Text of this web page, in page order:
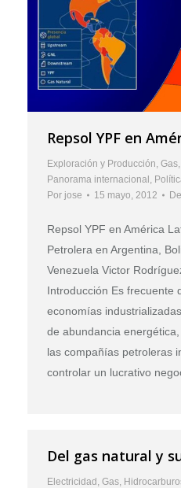
Repsol YPF en
Exploración y Producción Gas
Panorama internacional
Por jose 15 mayo, 2012
Repsol YPF en América
Petrolera en Argentina,
Venezuela Victor
Introducción Es frecuente
economías
de abundancia
las compañías petroleras
controlar un lucrativo
Del gas natural y
Electricidad , Gas,